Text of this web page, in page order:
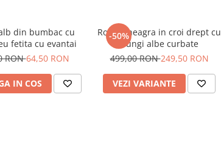
din bumbac cu
fetita cu evantai
RON64,50 RON
IN COS
-50%
Rochie neagra in croi drept cu
dungi albe curbate
499,00 RON249,50 RON
VEZI VARIANTE